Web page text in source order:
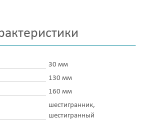
30 мм
130 мм
160 мм
шестигранник,
шестигранный